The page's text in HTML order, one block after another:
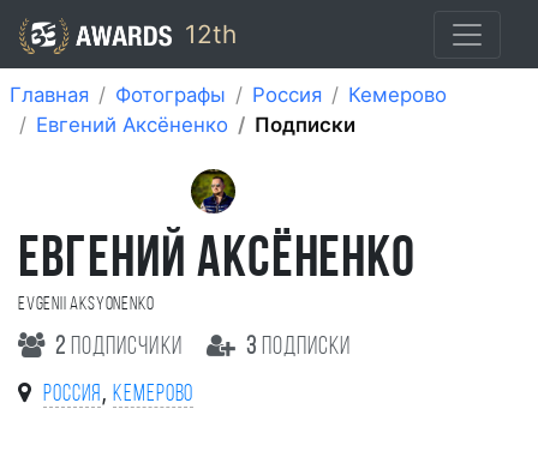
12th
Главная Фотографы Россия
Кемерово
Евгений Аксёненко
Подписки
ЕВГЕНИЙ АКСЁНЕНКО
Evgenii Aksyonenko
2 подписчики 3 подписки
Россия , Кемерово